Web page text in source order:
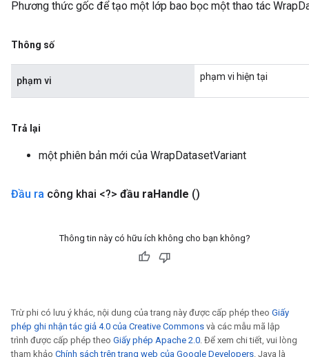
Phương thức gốc để tạo một lớp bao bọc một thao tác
Thông số
phạm vi phạm vi hiện tại
Trả lại
một phiên bản mới của WrapDatasetVariant
Đầu ra công khai <?> đầu raHandle ()
Thông tin này có hữu ích không cho bạn không?
Trừ phi có lưu ý khác, nội dung của trang này được cấp phép theo Giấy
phép ghi nhận tác giả 4.0 của Creative Commons và các mẫu mã lập
trình được cấp phép theo Giấy phép Apache 2.0. Để xem chi tiết, vui lòng
tham khảo Chính sách trên trang web của Google Developers. Java là